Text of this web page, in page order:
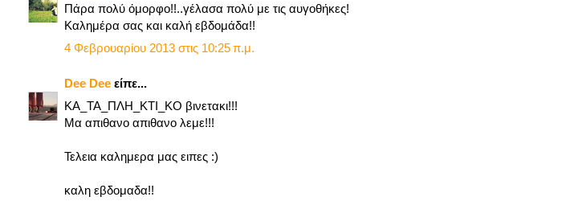
Πάρα πολύ όμορφο!!..γέλασα πολύ με τις αυγοθήκες!
Καλημέρα σας και καλή εβδομάδα!!
4 Φεβρουαρίου 2013 στις 10:25 π.μ.
Dee Dee είπε...
ΚΑ_ΤΑ_ΠΛΗ_ΚΤΙ_ΚΟ βινετακι!!!
Μα απιθανο απιθανο λεμε!!!
Τελεια καλημερα μας ειπες :)
καλη εβδομαδα!!